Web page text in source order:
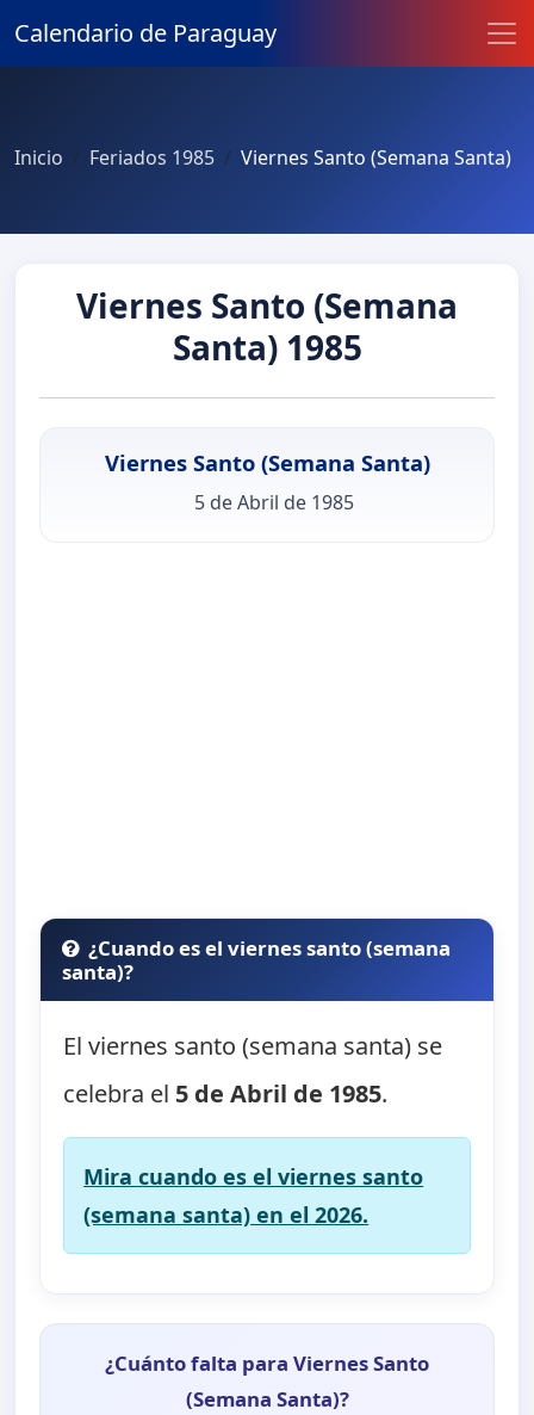
Calendario de Paraguay
Inicio Feriados 1985 Viernes Santo (Semana Santa)
Viernes Santo (Semana
Santa) 1985
Viernes Santo (Semana Santa)
5 de Abril de 1985
¿Cuando es el viernes santo (semana
santa)?
El viernes santo (semana santa) se
celebra el 5 de Abril de 1985.
Mira cuando es el viernes santo
(semana santa) en el 2026.
¿Cuánto falta para Viernes Santo
(Semana Santa)?